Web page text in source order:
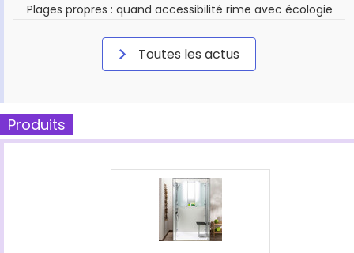
Plages propres : quand accessibilité rime avec écologie
Toutes les actus
Produits